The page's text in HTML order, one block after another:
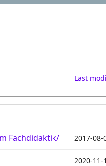
Last
Fachdidaktik/ 2017-08-
2020-11-